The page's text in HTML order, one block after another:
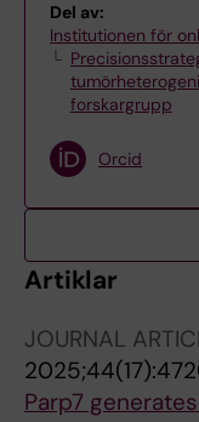
Del av:
Institutionen för
forskargrupp
Orcid
Artiklar
JOURNAL
Parp7